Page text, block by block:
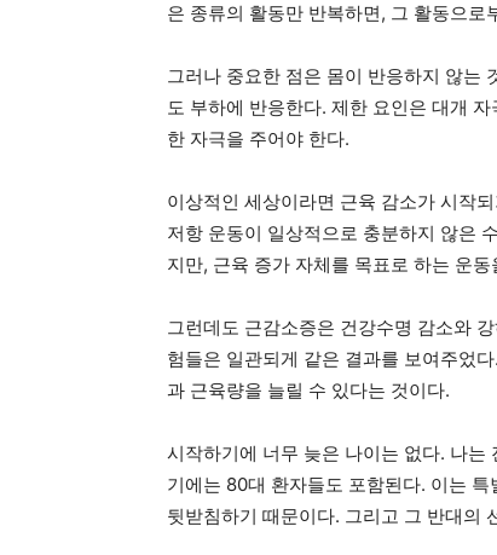
은 종류의 활동만 반복하면, 그 활동으
그러나 중요한 점은 몸이 반응하지 않는
도 부하에 반응한다. 제한 요인은 대개
한 자극을 주어야 한다.
이상적인 세상이라면 근육 감소가 시작
저항 운동이 일상적으로 충분하지 않은
지만, 근육 증가 자체를 목표로 하는 운
그런데도 근감소증은 건강수명 감소와
험들은 일관되게 같은 결과를 보여주었
과 근육량을 늘릴 수 있다는 것이다.
시작하기에 너무 늦은 나이는 없다. 나는
기에는 80대 환자들도 포함된다. 이는
뒷받침하기 때문이다. 그리고 그 반대의